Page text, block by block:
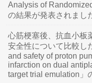
Analysis of
の結果が発表されまし
心筋梗塞後、抗血小板
安全性について比較し
and safety of proton
infarction on dual
target trial emulation」